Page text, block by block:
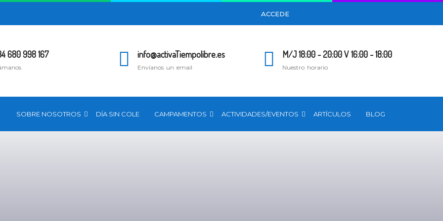
ACCEDE
680 998 167 info@activaTiempolibre.es
Envíanos un email
M/J 18:00 - 20:00 V 16:00 - 18:00
Nuestro horario
SOBRE NOSOTROS DÍA SIN COLE CAMPAMENTOS ACTIVIDADES/EVENTOS ARTÍCULOS BLOG